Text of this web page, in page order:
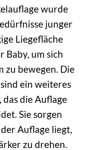
wurde
junger
Liegefläche
Baby, um sich
zu bewegen. Die
ein weiteres
die Auflage
Sie sorgen
Auflage liegt,
zu drehen.